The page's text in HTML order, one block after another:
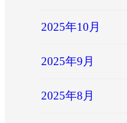
2025年10月
2025年9月
2025年8月